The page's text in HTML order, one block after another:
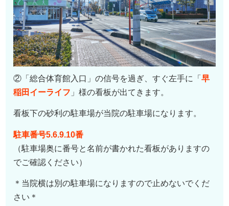
②「総合体育館入口」の信号を過ぎ、すぐ左手に「 早
稲田イーライフ 」様の看板が出てきます。
看板下の砂利の駐車場が当院の駐車場になります。
駐車番号5.6.9.10番
（駐車場奥に番号と名前が書かれた看板がありますの
でご確認ください）
＊当院横は別の駐車場になりますので止めないでくだ
さい＊